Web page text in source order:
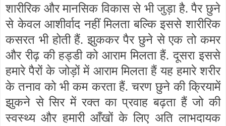
शारीरिक और मानसिक विकास से भी जुड़ा है. पैर छुने
से केवल आशीर्वाद नहीं मिलता बल्कि इससे शारीरिक
कसरत भी होती हैं. झुककर पैर छुने से एक तो कमर
और रीढ़ की हड्डी को आराम मिलता हैं. दूसरा इससे
हमारे पैरों के जोड़ों में आराम मिलता हैं यह हमारे शरीर
के तनाव को भी कम करता हैं. चरण छुने की क्रियामें
झुकने से सिर में रक्त का प्रवाह बढ़ता हैं जो की
स्वस्थ्य और हमारी आँखों के लिए अति लाभदायक